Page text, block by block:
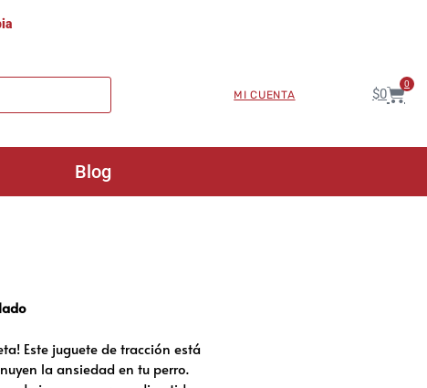
MI CUENTA $0
0
Blog
Este juguete de tracción está
la ansiedad en tu perro.